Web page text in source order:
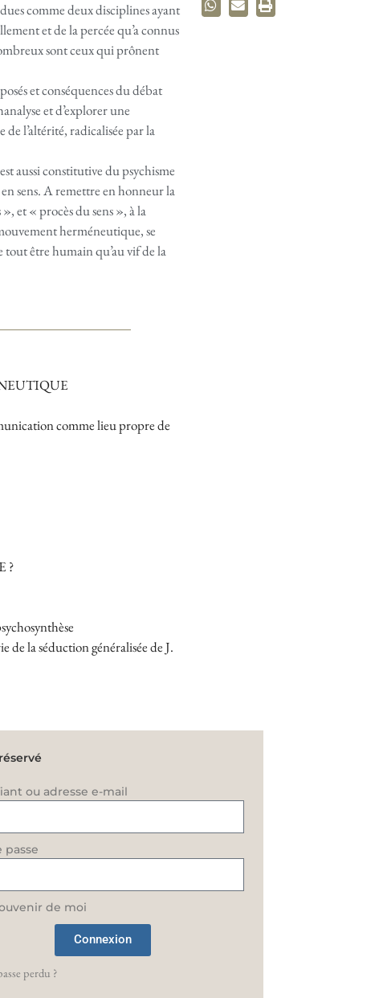
comme deux disciplines ayant
et de la percée qu’a connus
sont ceux qui prônent
et conséquences du débat
et d’explorer une
l’altérité, radicalisée par la
aussi constitutive du psychisme
sens. A remettre en honneur la
et « procès du sens », à la
herméneutique, se
être humain qu’au vif de la
comme lieu propre de
?
la séduction généralisée de J.
ou adresse e-mail
passe
de moi
Connexion
perdu ?